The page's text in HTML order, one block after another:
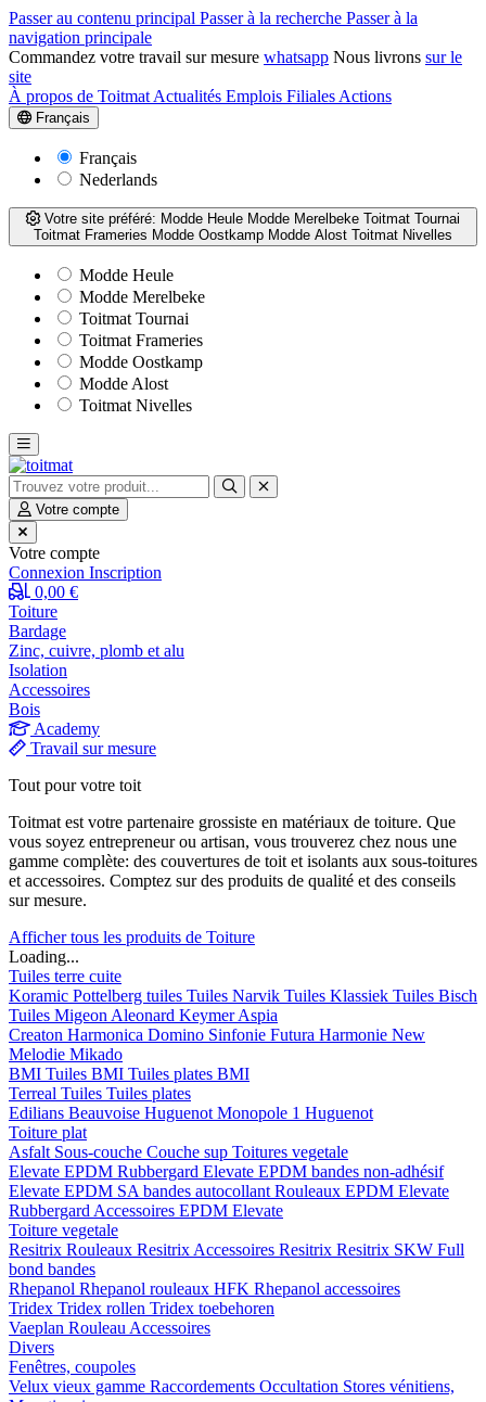
Passer au contenu principal Passer à la recherche Passer à la
navigation principale
Commandez votre travail sur mesure whatsapp Nous livrons sur le
site
À propos de Toitmat Actualités Emplois Filiales Actions
Français
Français
Nederlands
Votre site préféré: Modde Heule Modde Merelbeke Toitmat Tournai
Toitmat Frameries Modde Oostkamp Modde Alost Toitmat Nivelles
Modde Heule
Modde Merelbeke
Toitmat Tournai
Toitmat Frameries
Modde Oostkamp
Modde Alost
Toitmat Nivelles
Votre compte
Votre compte
Connexion Inscription
0,00 €
Toiture
Bardage
Zinc, cuivre, plomb et alu
Isolation
Accessoires
Bois
Academy
Travail sur mesure
Tout pour votre toit
Toitmat est votre partenaire grossiste en matériaux de toiture. Que
vous soyez entrepreneur ou artisan, vous trouverez chez nous une
gamme complète: des couvertures de toit et isolants aux sous-toitures
et accessoires. Comptez sur des produits de qualité et des conseils
sur mesure.
Afficher tous les produits de Toiture
Loading...
Tuiles terre cuite
Koramic Pottelberg tuiles Tuiles Narvik Tuiles Klassiek Tuiles Bisch
Tuiles Migeon Aleonard KeymerAspia
Creaton Harmonica Domino Sinfonie Futura Harmonie New
Melodie Mikado
BMI Tuiles BMI Tuiles plates BMI
Terreal Tuiles Tuiles plates
Edilians Beauvoise Huguenot Monopole 1 Huguenot
Toiture plat
Asfalt Sous-couche Couche sup Toitures vegetale
Elevate EPDM Rubbergard Elevate EPDM bandes non-adhésif
Elevate EPDM SA bandes autocollant Rouleaux EPDM Elevate
Rubbergard Accessoires EPDM Elevate
Toiture vegetale
Resitrix Rouleaux Resitrix Accessoires Resitrix Resitrix SKW Full
bond bandes
Rhepanol Rhepanol rouleaux HFK Rhepanol accessoires
Tridex Tridex rollen Tridex toebehoren
Vaeplan Rouleau Accessoires
Divers
Fenêtres, coupoles
Velux vieux gamme Raccordements Occultation Stores vénitiens,